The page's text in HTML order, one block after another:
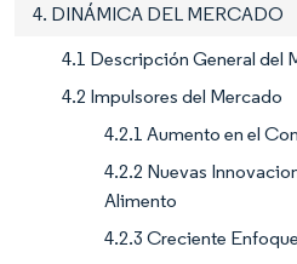
4. DINÁMICA DEL MERCADO
4.1 Descripción General del
4.2 Impulsores del Mercado
4.2.1 Aumento en el
4.2.2 Nuevas
Alimento
4.2.3 Creciente